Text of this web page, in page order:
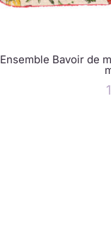
Ensemble Bavoir de